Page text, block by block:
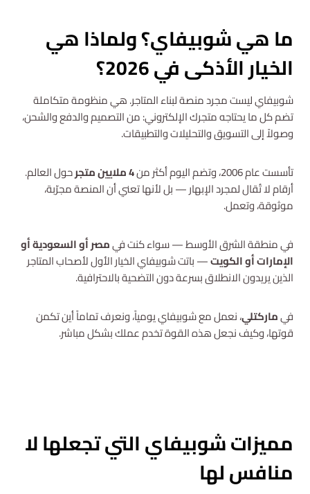
ما هي شوبيفاي؟ ولماذا هي
الخيار الأذكى في 2026؟
شوبيفاي ليست مجرد منصة لبناء المتاجر. هي منظومة متكاملة
تضم كل ما يحتاجه متجرك الإلكتروني: من التصميم والدفع والشحن،
وصولاً إلى التسويق والتحليلات والتطبيقات.
تأسست عام 2006، وتضم اليوم أكثر من
4 ملايين متجر
حول العالم.
أرقام لا تُقال لمجرد الإبهار — بل لأنها تعني أن المنصة مجرّبة،
موثوقة، وتعمل.
في منطقة الشرق الأوسط — سواء كنت فيمصر أو السعودية أو
الإمارات أو الكويت— باتت شوبيفاي الخيار الأول لأصحاب المتاجر
الذين يريدون الانطلاق بسرعة دون التضحية بالاحترافية.
فيماركتلي، نعمل مع شوبيفاي يومياً، ونعرف تماماً أين تكمن
قوتها، وكيف نجعل هذه القوة تخدم عملك بشكل مباشر.
مميزات شوبيفاي التي تجعلها لا
منافس لها